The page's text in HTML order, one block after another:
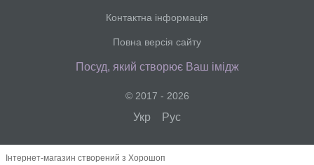
Контактна інформація
Повна версія сайту
Посуд, який створює Ваш імідж
© 2017 - 2026
Укр Рус
Інтернет-магазин створений з Хорошоп